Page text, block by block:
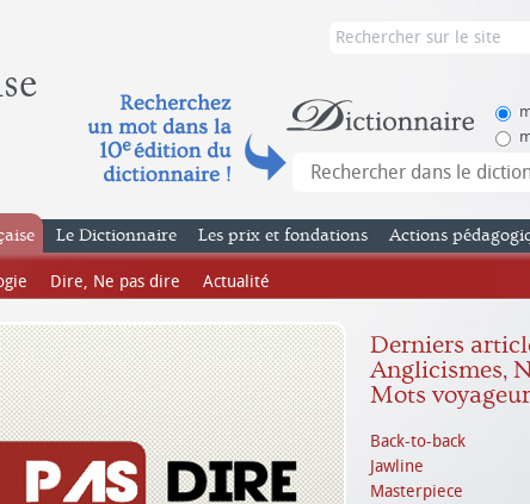
Dire, Ne pas dire Actualité
Le Dictionnaire Les prix et fondations Actions
Derniers
Anglicismes,
Mots
Back-to-back
Jawline
Masterpiece